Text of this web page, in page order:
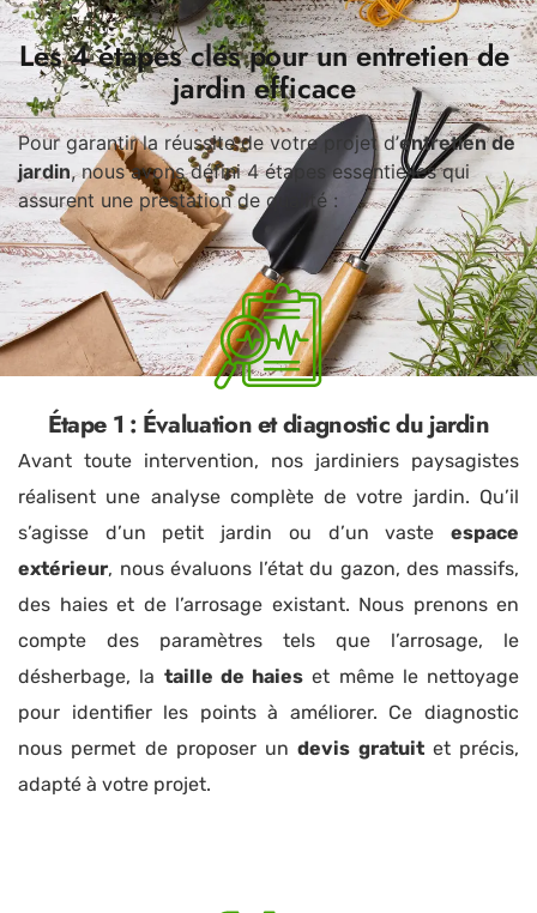
Les 4 étapes clés pour un entretien de
jardin efficace
Pour garantir la réussite de votre projet d’entretien de
jardin, nous avons défini 4 étapes essentielles qui
assurent une prestation de qualité :
Étape 1 : Évaluation et diagnostic du jardin
Avant toute intervention, nos jardiniers paysagistes
réalisent une analyse complète de votre jardin. Qu’il
s’agisse d’un petit jardin ou d’un vaste espace
extérieur, nous évaluons l’état du gazon, des massifs,
des haies et de l’arrosage existant. Nous prenons en
compte des paramètres tels que l’arrosage, le
désherbage, la taille de haies et même le nettoyage
pour identifier les points à améliorer. Ce diagnostic
nous permet de proposer undevis gratuitet précis,
adapté à votre projet.